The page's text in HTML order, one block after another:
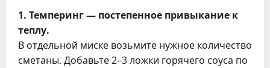
1. Темперинг — постепенное привыкание к
теплу.
В отдельной миске возьмите нужное количество
сметаны. Добавьте 2–3 ложки горячего соуса по